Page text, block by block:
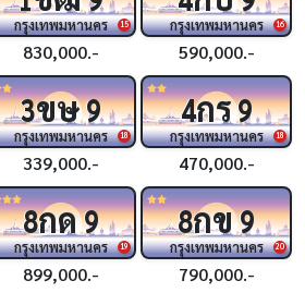
15
กรุงเทพมหานคร
830,000.-
16
กรุงเทพมหานคร
590,000.-
18
3ขษ9
กรุงเทพมหานคร
339,000.-
18
4กร9
กรุงเทพมหานคร
470,000.-
19
8กด9
กรุงเทพมหานคร
899,000.-
20
8กข9
กรุงเทพมหานคร
790,000.-